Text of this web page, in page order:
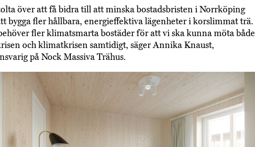
över att få bidra till att minska bostadsbristen i Norrköping
bygga fler hållbara, energieffektiva lägenheter i korslimmat trä.
fler klimatsmarta bostäder för att vi ska kunna möta både
och klimatkrisen samtidigt, säger Annika Knaust,
på Nock Massiva Trähus.